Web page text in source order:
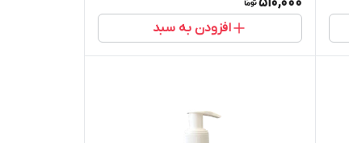
افزودن به سبد